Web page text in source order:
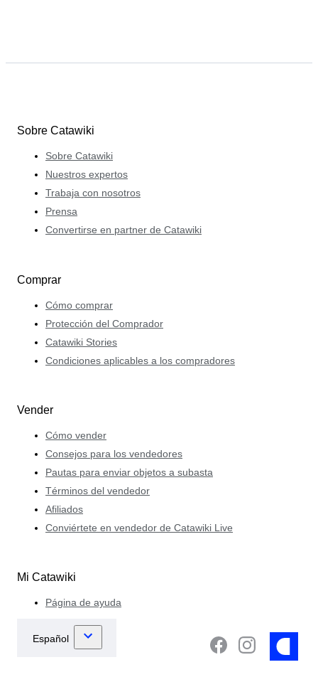
Sobre Catawiki
Sobre Catawiki
Nuestros expertos
Trabaja con nosotros
Prensa
Convertirse en partner de Catawiki
Comprar
Cómo comprar
Protección del Comprador
Catawiki Stories
Condiciones aplicables a los compradores
Vender
Cómo vender
Consejos para los vendedores
Pautas para enviar objetos a subasta
Términos del vendedor
Afiliados
Conviértete en vendedor de Catawiki Live
Mi Catawiki
Página de ayuda